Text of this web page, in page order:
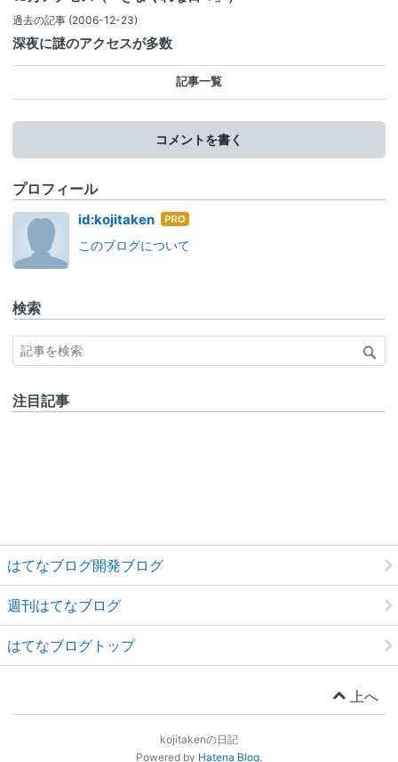
過去の記事 (2006-12-23)
深夜に謎のアクセスが多数
記事一覧
コメントを書く
プロフィール
id:kojitaken はて
ログ
このブログについて
検索
注目記事
はてなブログ開発ブログ
週刊はてなブログ
はてなブログトップ
上へ
kojitakenの日記
Powered by Hatena Blog.